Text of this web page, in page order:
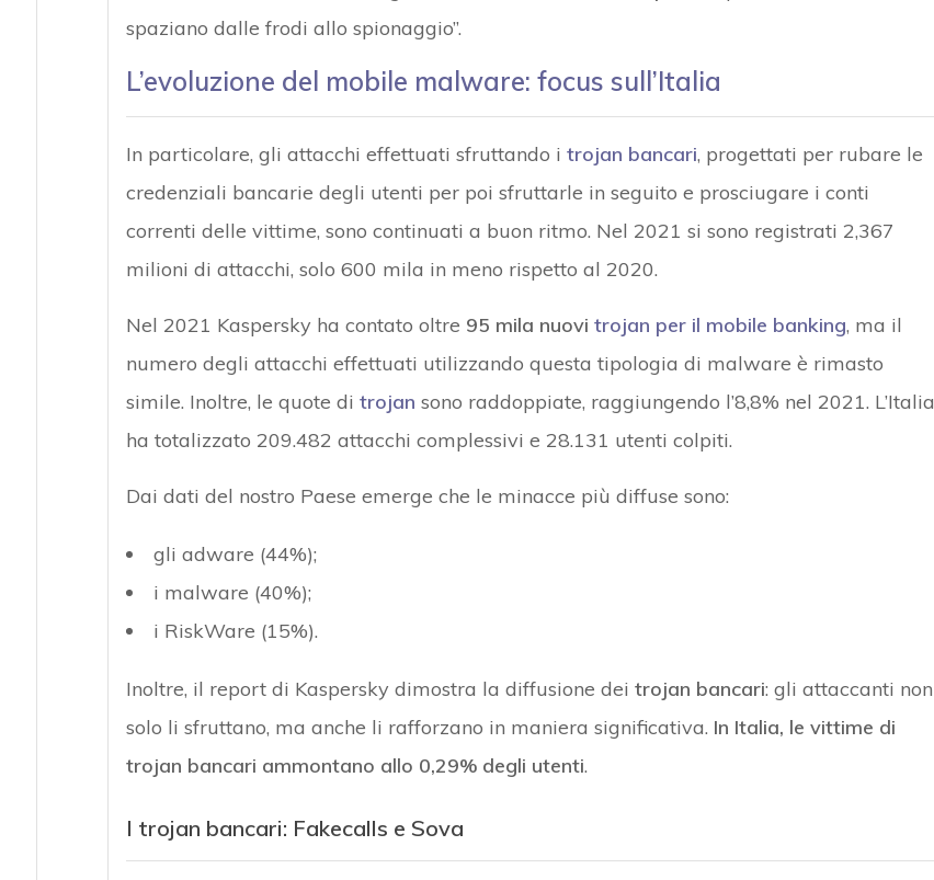
spaziano dalle frodi allo spionaggio”.
L’evoluzione del mobile malware: focus sull’Italia
In particolare, gli attacchi effettuati sfruttando i trojan bancari, progettati per rubare le
credenziali bancarie degli utenti per poi sfruttarle in seguito e prosciugare i conti
correnti delle vittime, sono continuati a buon ritmo. Nel 2021 si sono registrati 2,367
milioni di attacchi, solo 600 mila in meno rispetto al 2020.
Nel 2021 Kaspersky ha contato oltre 95 mila nuovi trojan per il mobile banking, ma il
numero degli attacchi effettuati utilizzando questa tipologia di malware è rimasto
simile. Inoltre, le quote di trojan sono raddoppiate, raggiungendo l’8,8% nel 2021. L’Italia
ha totalizzato 209.482 attacchi complessivi e 28.131 utenti colpiti.
Dai dati del nostro Paese emerge che le minacce più diffuse sono:
gli adware (44%);
i malware (40%);
i RiskWare (15%).
Inoltre, il report di Kaspersky dimostra la diffusione dei trojan bancari: gli attaccanti non
solo li sfruttano, ma anche li rafforzano in maniera significativa. In Italia, le vittime di
trojan bancari ammontano allo 0,29% degli utenti.
I trojan bancari: Fakecalls e Sova